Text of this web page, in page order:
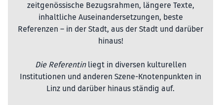
zeitgenössische Bezugsrahmen, längere Texte,
inhaltliche Auseinandersetzungen, beste
Referenzen – in der Stadt, aus der Stadt und darüber
hinaus!
Die Referentinliegt in diversen kulturellen
Institutionen und anderen Szene-Knotenpunkten in
Linz und darüber hinaus ständig auf.